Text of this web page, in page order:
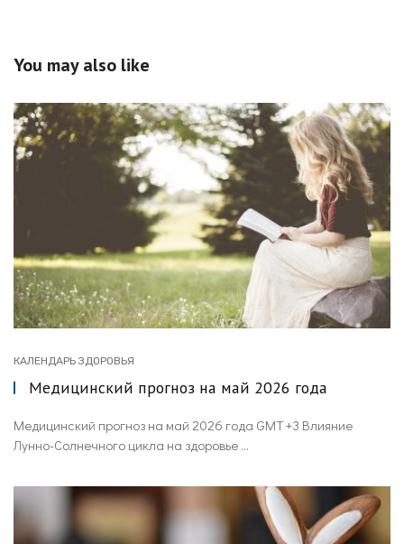
You may also like
КАЛЕНДАРЬ ЗДОРОВЬЯ
Медицинский прогноз на май 2026 года
Медицинский прогноз на май 2026 года GMT +3 Влияние
Лунно-Солнечного цикла на здоровье ...